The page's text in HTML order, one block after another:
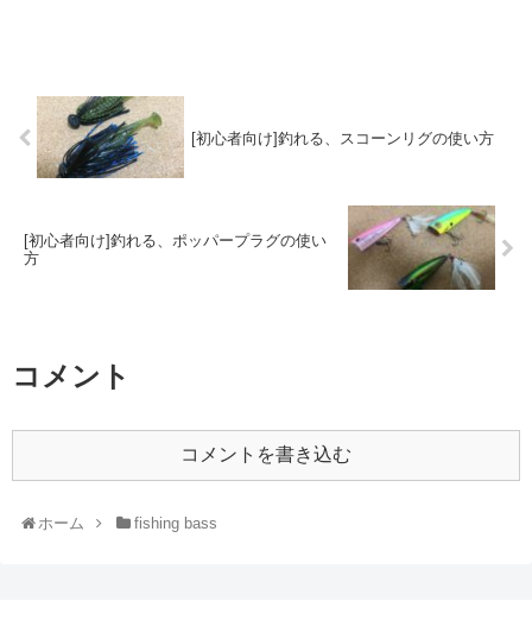
[初心者向け]釣れる、スコーンリグの使い方
[初心者向け]釣れる、ポッパープラグの使い
方
コメント
コメントを書き込む
ホーム fishing bass